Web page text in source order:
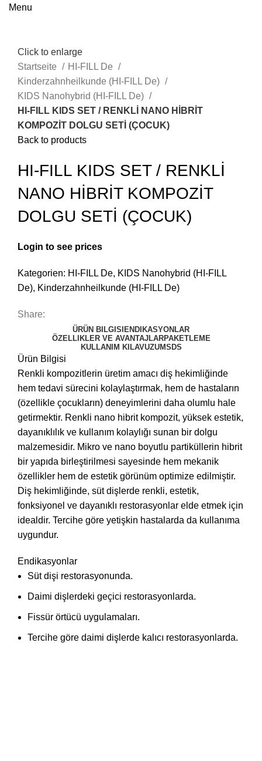
Menu
Click to enlarge
Startseite
HI-FILL De
Kinderzahnheilkunde (HI-FILL De)
KIDS Nanohybrid (HI-FILL De)
HI-FILL KIDS SET / RENKLİ NANO HİBRİT
KOMPOZİT DOLGU SETİ (ÇOCUK)
Back to products
HI-FILL KIDS SET / RENKLİ
NANO HİBRİT KOMPOZİT
DOLGU SETİ (ÇOCUK)
Login to see prices
Kategorien: HI-FILL De, KIDS Nanohybrid (HI-FILL
De), Kinderzahnheilkunde (HI-FILL De)
Share:
ÜRÜN BILGISI ENDIKASYONLAR
ÖZELLIKLER VE AVANTAJLARPAKETLEME
KULLANIM KILAVUZUMSDS
Ürün Bilgisi
Renkli kompozitlerin üretim amacı diş hekimliğinde
hem tedavi sürecini kolaylaştırmak, hem de hastaların
(özellikle çocukların) deneyimlerini daha olumlu hale
getirmektir. Renkli nano hibrit kompozit, yüksek estetik,
dayanıklılık ve kullanım kolaylığı sunan bir dolgu
malzemesidir. Mikro ve nano boyutlu partiküllerin hibrit
bir yapıda birleştirilmesi sayesinde hem mekanik
özellikler hem de estetik görünüm optimize edilmiştir.
Diş hekimliğinde, süt dişlerde renkli, estetik,
fonksiyonel ve dayanıklı restorasyonlar elde etmek için
idealdir. Tercihe göre yetişkin hastalarda da kullanıma
uygundur.
Endikasyonlar
Süt dişi restorasyonunda.
Daimi dişlerdeki geçici restorasyonlarda.
Fissür örtücü uygulamaları.
Tercihe göre daimi dişlerde kalıcı restorasyonlarda.